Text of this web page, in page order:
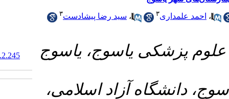
رضا پیشادست ۳
یاسوج
اسلامی،
‎ 10.61186/armaghanj.29.2.245